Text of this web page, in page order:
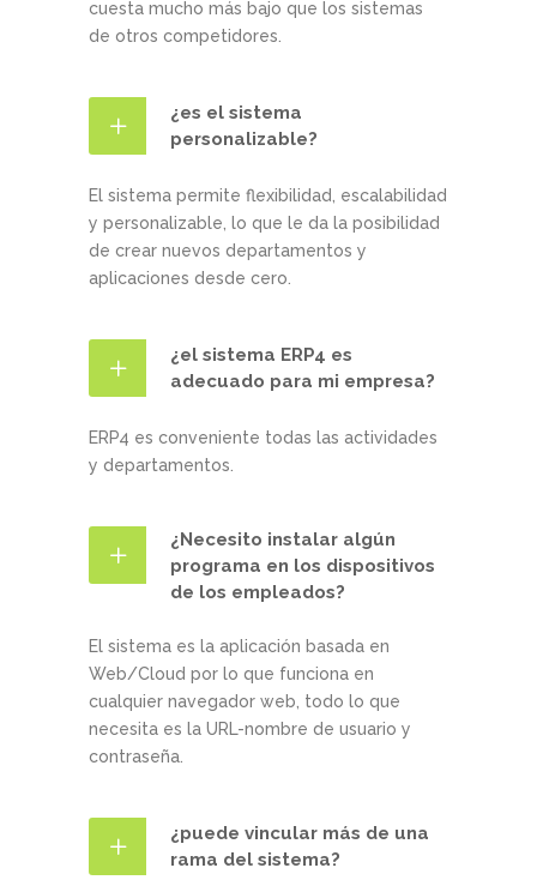
cuesta mucho más bajo que los sistemas
de otros competidores.
¿es el sistema
personalizable?
El sistema permite flexibilidad, escalabilidad
y personalizable, lo que le da la posibilidad
de crear nuevos departamentos y
aplicaciones desde cero.
¿el sistema ERP4 es
adecuado para mi empresa?
ERP4 es conveniente todas las actividades
y departamentos.
¿Necesito instalar algún
programa en los dispositivos
de los empleados?
El sistema es la aplicación basada en
Web/Cloud por lo que funciona en
cualquier navegador web, todo lo que
necesita es la URL-nombre de usuario y
contraseña.
¿puede vincular más de una
rama del sistema?